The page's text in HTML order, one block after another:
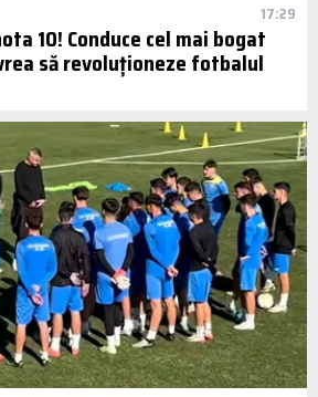
17:29
10! Conduce cel mai bogat
să revoluționeze fotbalul